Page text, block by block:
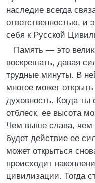
наследие всегда
ответственностью, и
себя к Русской
Память — это
воскрешать, давая
трудные минуты. В
многое может
духовность. Когда
отблеск, ее высота
Чем выше слава, чем
будет действие ее
может открыться
происходит
цивилизации. Тогда